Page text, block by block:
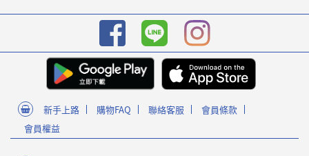
新手上路 購物FAQ 聯絡客服
會員條款
會員權益